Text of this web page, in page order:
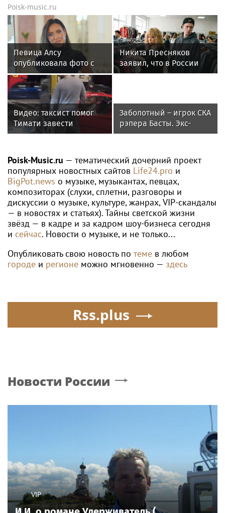
Poisk-music.ru
Певица Алсу
опубликовала фото с
родителями из
деревни Уяндык в
Башкирии
Никита Пресняков
заявил, что в России
его обидели. И
Видео: таксист помог
Тимати завести
эксклюзивный Ferrari
рублей
Заболотный – игрок СКА
рэпера Басты. Экс-
форвард «Спартака»
Poisk-Music.ru — тематический дочерний проект
популярных новостных сайтов Life24.pro и
BigPot.news о музыке, музыкантах, певцах,
композиторах (слухи, сплетни, разговоры и
дискуссии о музыке, культуре, жанрах, VIP-скандалы
— в новостях и статьях). Тайны светской жизни
звёзд — в кадре и за кадром шоу-бизнеса сегодня
и сейчас. Новости о музыке, и не только...
Опубликовать свою новость по теме в любом
городе и регионе можно мгновенно — здесь
Rss.plus
Новости России
VIP